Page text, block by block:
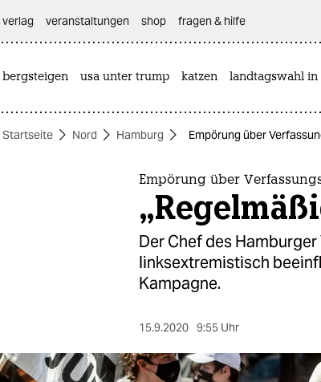
themen
berlin
verlag
veranstaltungen shop fragen & hilfe
bergsteigen usa unter trump katzen landtagswahl in
Startseite Nord Hamburg Empörung über
Empörung über
Der Chef des
linksextremistisch
Kampagne.
15.9.2020 9:55 Uhr